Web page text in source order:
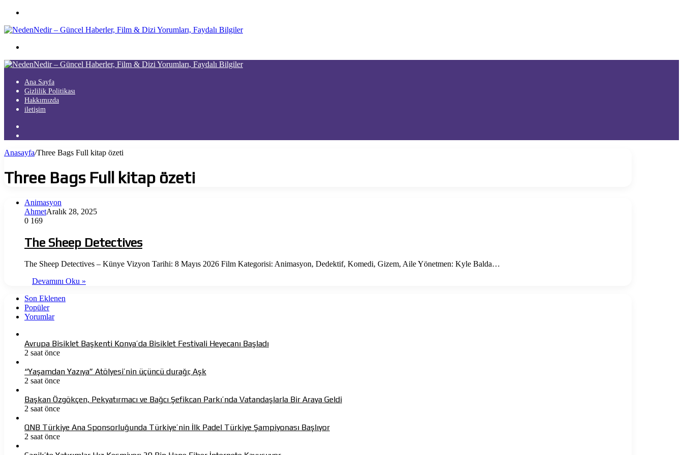
...
Ana Sayfa
Gizlilik Politikası
Hakkımızda
iletişim
...
Anasayfa/Three Bags Full kitap özeti
Three Bags Full kitap özeti
Animasyon
AhmetAralık 28, 2025
0 169
The Sheep Detectives
The Sheep Detectives – Künye Vizyon Tarihi: 8 Mayıs 2026 Film Kategorisi: Animasyon, Dedektif, Komedi, Gizem, Aile Yönetmen: Kyle Balda…
Devamını Oku »
Son Eklenen
Popüler
Yorumlar
Avrupa Bisiklet Başkenti Konya’da Bisiklet Festivali Heyecanı Başladı
2 saat önce
“Yaşamdan Yazıya” Atölyesi’nin üçüncü durağı; Aşk
2 saat önce
Başkan Özgökçen, Pekyatırmacı ve Bağcı Şefikcan Parkı’nda Vatandaşlarla Bir Araya Geldi
2 saat önce
QNB Türkiye Ana Sponsorluğunda Türkiye’nin İlk Padel Türkiye Şampiyonası Başlıyor
2 saat önce